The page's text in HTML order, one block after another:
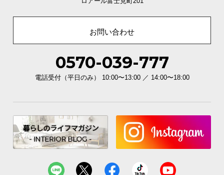
お問い合わせ
0570-039-777
電話受付（平日のみ） 10:00〜13:00 ／ 14:00〜18:00